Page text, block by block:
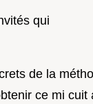
qui
de la
ce mi cuit